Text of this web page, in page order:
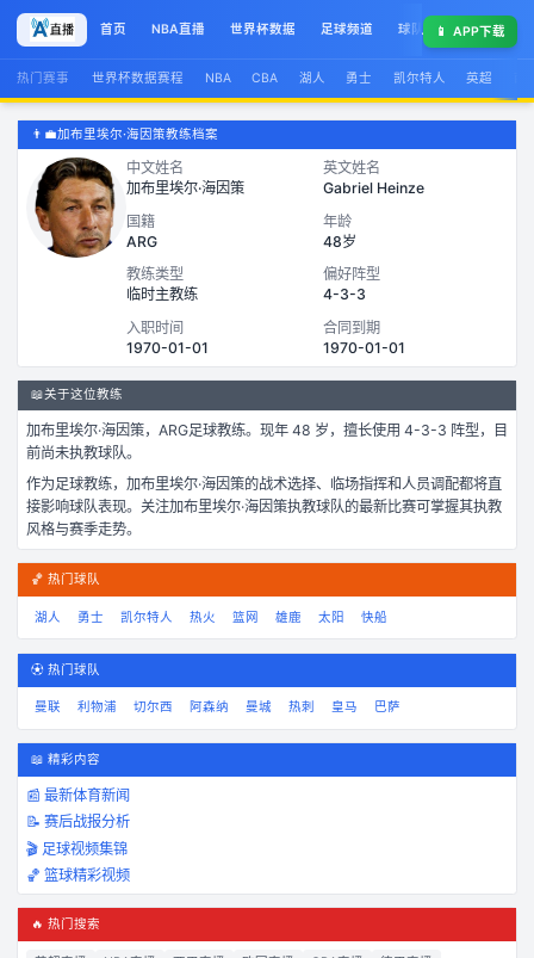
首页 NBA直播 世界杯数据 足球频道 球队榜 球星集锦
📱 APP下载
热门赛事 世界杯数据赛程 NBA CBA 湖人 勇士 凯尔特人 英超
👨‍💼加布里埃尔·海因策教练档案
中文姓名
加布里埃尔·海因策
英文姓名
Gabriel Heinze
国籍
ARG
年龄
48岁
教练类型
临时主教练
偏好阵型
4-3-3
入职时间
1970-01-01
合同到期
1970-01-01
📖关于这位教练
加布里埃尔·海因策， ARG足球教练。 现年 48 岁， 擅长使用 4-3-3 阵型，
目
前尚未执教球队。
作为足球教练， 加布里埃尔·海因策的战术选择、临场指挥和人员调配都将直
接影响球队表现。关注加布里埃尔·海因策执教球队的最新比赛可掌握其执教
风格与赛季走势。
🏀 热门球队
湖人 勇士 凯尔特人 热火 篮网 雄鹿 太阳 快船
⚽ 热门球队
曼联 利物浦 切尔西 阿森纳 曼城 热刺 皇马 巴萨
📖 精彩内容
📰 最新体育新闻
📝 赛后战报分析
🎬 足球视频集锦
🏀 篮球精彩视频
🔥 热门搜索